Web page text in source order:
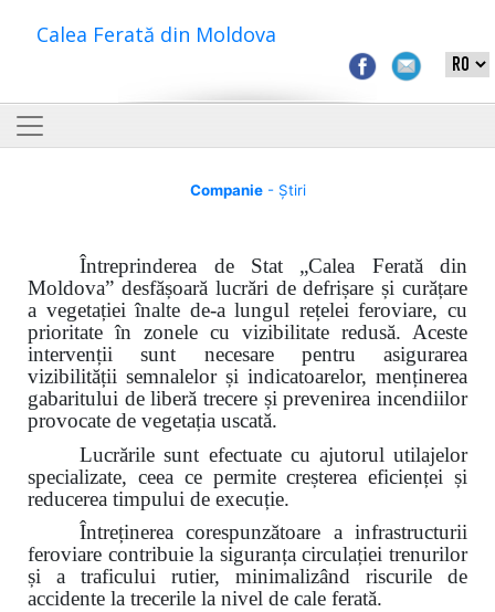
Calea Ferată din Moldova
Companie- Știri
Întreprinderea de Stat „Calea Ferată din
Moldova” desfășoară lucrări de defrișare și curățare
a vegetației înalte de-a lungul rețelei feroviare, cu
prioritate în zonele cu vizibilitate redusă. Aceste
intervenții sunt necesare pentru asigurarea
vizibilității semnalelor și indicatoarelor, menținerea
gabaritului de liberă trecere și prevenirea incendiilor
provocate de vegetația uscată.
Lucrările sunt efectuate cu ajutorul utilajelor
specializate, ceea ce permite creșterea eficienței și
reducerea timpului de execuție.
Întreținerea corespunzătoare a infrastructurii
feroviare contribuie la siguranța circulației trenurilor
și a traficului rutier, minimalizând riscurile de
accidente la trecerile la nivel de cale ferată.